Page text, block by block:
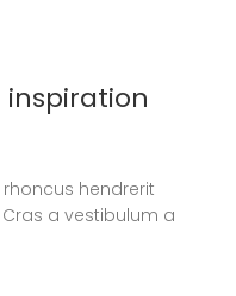
inspiration
hendrerit
a vestibulum a